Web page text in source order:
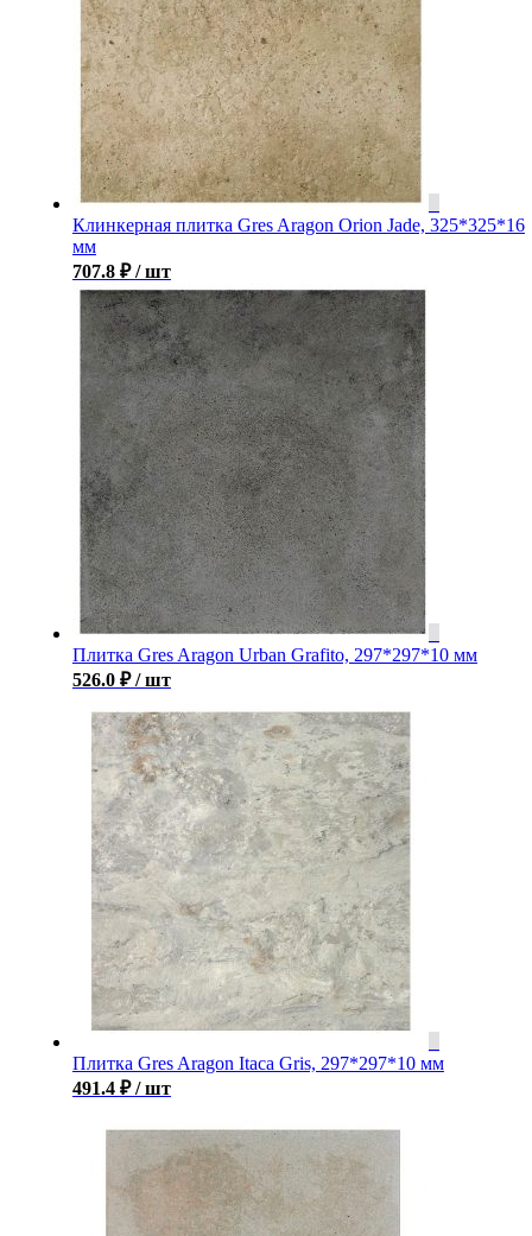
Клинкерная плитка Gres Aragon Orion Jade, 325*325*16
мм
707.8 ₽ / шт
Плитка Gres Aragon Urban Grafito, 297*297*10 мм
526.0 ₽ / шт
Плитка Gres Aragon Itaca Gris, 297*297*10 мм
491.4 ₽ / шт